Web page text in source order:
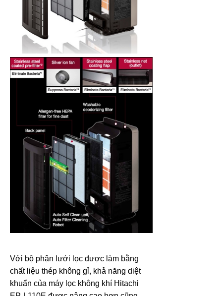
Với bộ phận lưới lọc được làm bằng
chất liệu thép không gỉ, khả năng diệt
khuẩn của máy lọc không khí Hitachi